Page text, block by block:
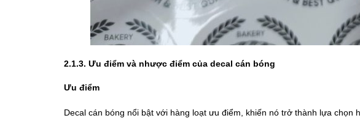
2.1.3. Ưu điểm và nhược điểm của decal cán bóng
Ưu điểm
Decal cán bóng nổi bật với hàng loạt ưu điểm, khiến nó trở thành lựa chọn